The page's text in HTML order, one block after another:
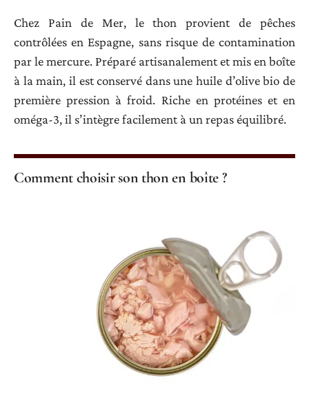
Chez Pain de Mer, le thon provient de pêches
contrôlées en Espagne, sans risque de contamination
par le mercure. Préparé artisanalement et mis en boîte
à la main, il est conservé dans une huile d’olive bio de
première pression à froid. Riche en protéines et en
oméga-3, il s’intègre facilement à un repas équilibré.
Comment choisir son thon en boîte ?